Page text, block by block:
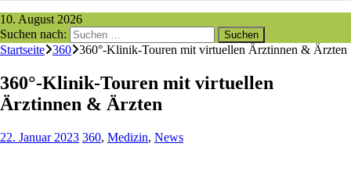
10. August 2026
Suchen nach:
Startseite 360 360°-Klinik-Touren mit virtuellen Ärztinnen & Ärzten
360°-Klinik-Touren mit virtuellen
Ärztinnen & Ärzten
22. Januar 2023 360, Medizin, News